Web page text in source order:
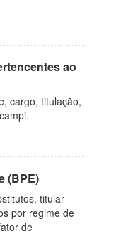
ao
cargo, titulação,
(BPE)
titular-
por regime de
de